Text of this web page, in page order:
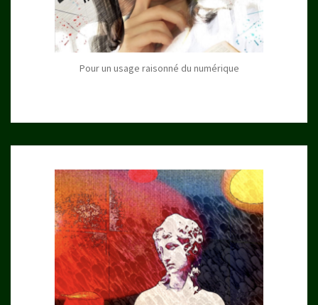
Pour un usage raisonné du numérique